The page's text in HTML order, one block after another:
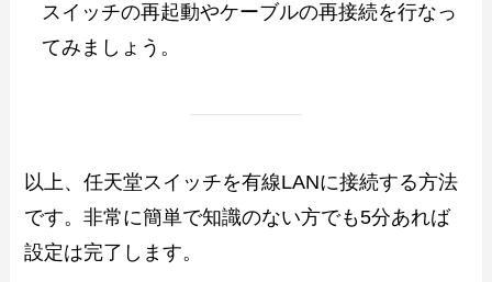
スイッチの再起動やケーブルの再接続を行なっ
てみましょう。
以上、任天堂スイッチを有線LANに接続する方法
です。非常に簡単で知識のない方でも5分あれば
設定は完了します。